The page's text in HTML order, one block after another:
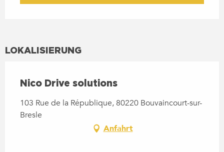
LOKALISIERUNG
Nico Drive solutions
103 Rue de la République, 80220 Bouvaincourt-sur-
Bresle
Anfahrt